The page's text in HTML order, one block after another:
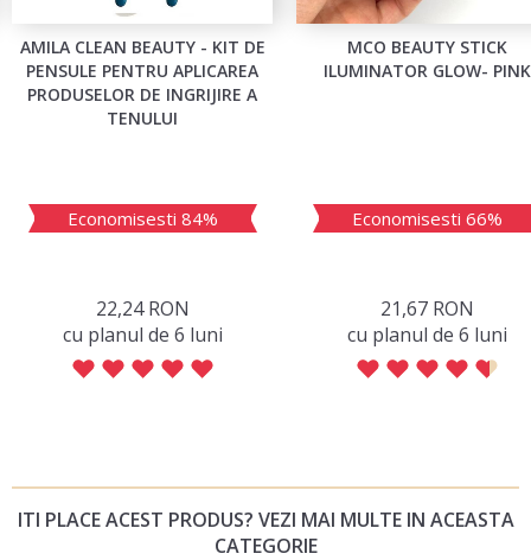
AMILA CLEAN BEAUTY - KIT DE
PENSULE PENTRU APLICAREA
PRODUSELOR DE INGRIJIRE A
TENULUI
Economisesti 84%
22,24 RON
сu planul de 6 luni
MCO BEAUTY STICK
ILUMINATOR GLOW- PINK
Economisesti 66%
21,67 RON
сu planul de 6 luni
ITI PLACE ACEST PRODUS? VEZI MAI MULTE IN ACEASTA
CATEGORIE